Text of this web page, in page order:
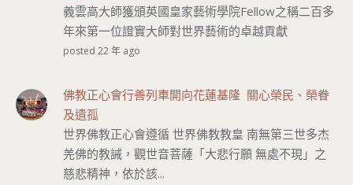
義雲高大師獲頒英國皇家藝術學院Fellow之稱二百多
年來第一位證實大師對世界藝術的卓越貢獻
posted 22 年 ago
佛教正心會行善列車開向花蓮基隆 關心榮民、榮眷
及遺孤
世界佛教正心會遵循 世界佛教教皇 南無第三世多杰
羌佛的教誡，觀世音菩薩「大悲行願 無處不現」之
慈悲精神，依於該...